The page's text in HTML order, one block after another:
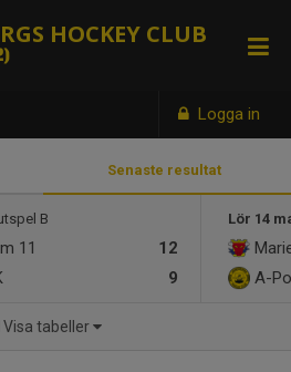
Logga in
HOCKEY CLUB
Senaste resultat
B
12
11
9
Lör 14
A-
Visa tabeller